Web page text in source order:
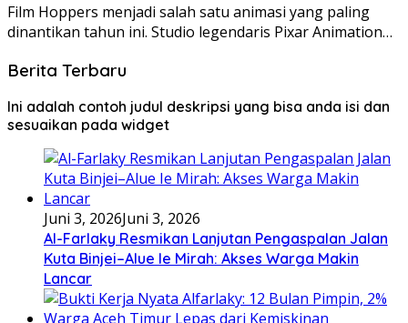
Film Hoppers menjadi salah satu animasi yang paling
dinantikan tahun ini. Studio legendaris Pixar Animation…
Berita Terbaru
Ini adalah contoh judul deskripsi yang bisa anda isi dan
sesuaikan pada widget
Juni 3, 2026Juni 3, 2026
Al-Farlaky Resmikan Lanjutan Pengaspalan Jalan
Kuta Binjei–Alue Ie Mirah: Akses Warga Makin
Lancar